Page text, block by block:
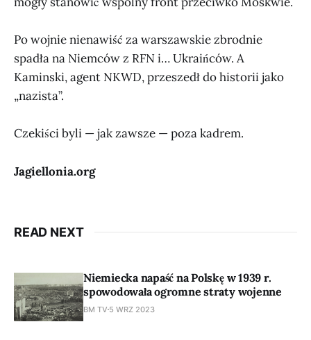
Po wojnie nienawiść za warszawskie zbrodnie
spadła na Niemców z RFN i… Ukraińców. A
Kaminski, agent NKWD, przeszedł do historii jako
„nazista”.
Czekiści byli — jak zawsze — poza kadrem.
Jagiellonia.org
READ NEXT
Niemiecka napaść na Polskę w 1939 r.
spowodowała ogromne straty wojenne
BM TV 5 WRZ 2023